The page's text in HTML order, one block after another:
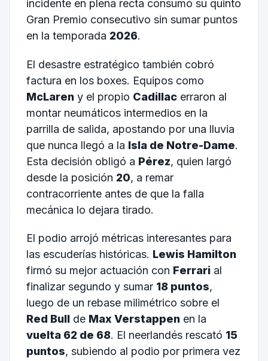
incidente en plena recta consumó su quinto
Gran Premio consecutivo sin sumar puntos
en la temporada 2026.
El desastre estratégico también cobró
factura en los boxes. Equipos como
McLareny el propio Cadillacerraron al
montar neumáticos intermedios en la
parrilla de salida, apostando por una lluvia
que nunca llegó a la Isla de Notre-Dame.
Esta decisión obligó a Pérez, quien largó
desde la posición 20, a remar
contracorriente antes de que la falla
mecánica lo dejara tirado.
El podio arrojó métricas interesantes para
las escuderías históricas. Lewis Hamilton
firmó su mejor actuación con Ferrarial
finalizar segundo y sumar 18 puntos,
luego de un rebase milimétrico sobre el
Red Bullde Max Verstappenen la
vuelta 62 de 68. El neerlandés rescató 15
puntos, subiendo al podio por primera vez